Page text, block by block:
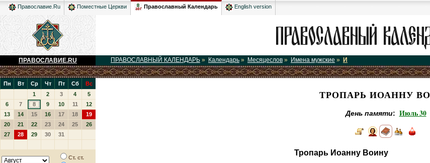
Православие.Ru Поместные Церкви Православный Календарь English version
ПРАВОСЛАВИЕ.RU ПРАВОСЛАВНЫЙ КАЛЕНДАРЬ » Календарь » Месяцеслов » Имена мужские » И
Пн Вт Ср Чт Пт Сб
Вс
1
2 3 4
5
6
7 8 9 10 11
12
13
14 15 16 17 18
19
20
21 22 23 24 25
26
27
28 29 30 31
Ст. ст.
ТРОПАРЬ ИОАННУ
День памяти: Июль 30
Тропарь Иоанну Воину